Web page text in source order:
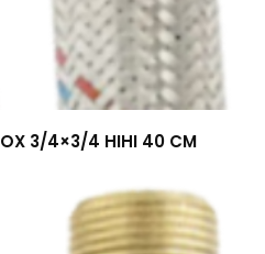
3/4×3/4 HIHI 40 CM